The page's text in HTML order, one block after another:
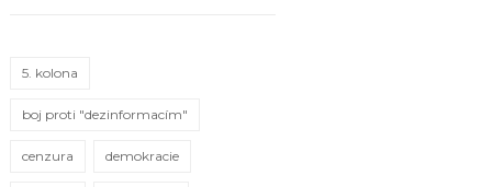
5. kolona
boj proti "dezinformacím"
cenzura demokracie